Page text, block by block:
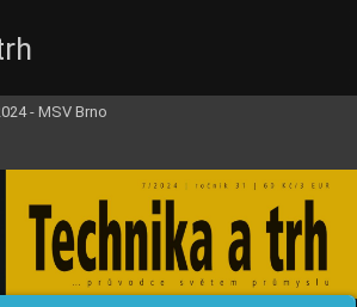
- MSV Brno